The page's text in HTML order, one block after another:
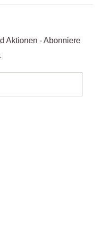
Aktionen - Abonniere